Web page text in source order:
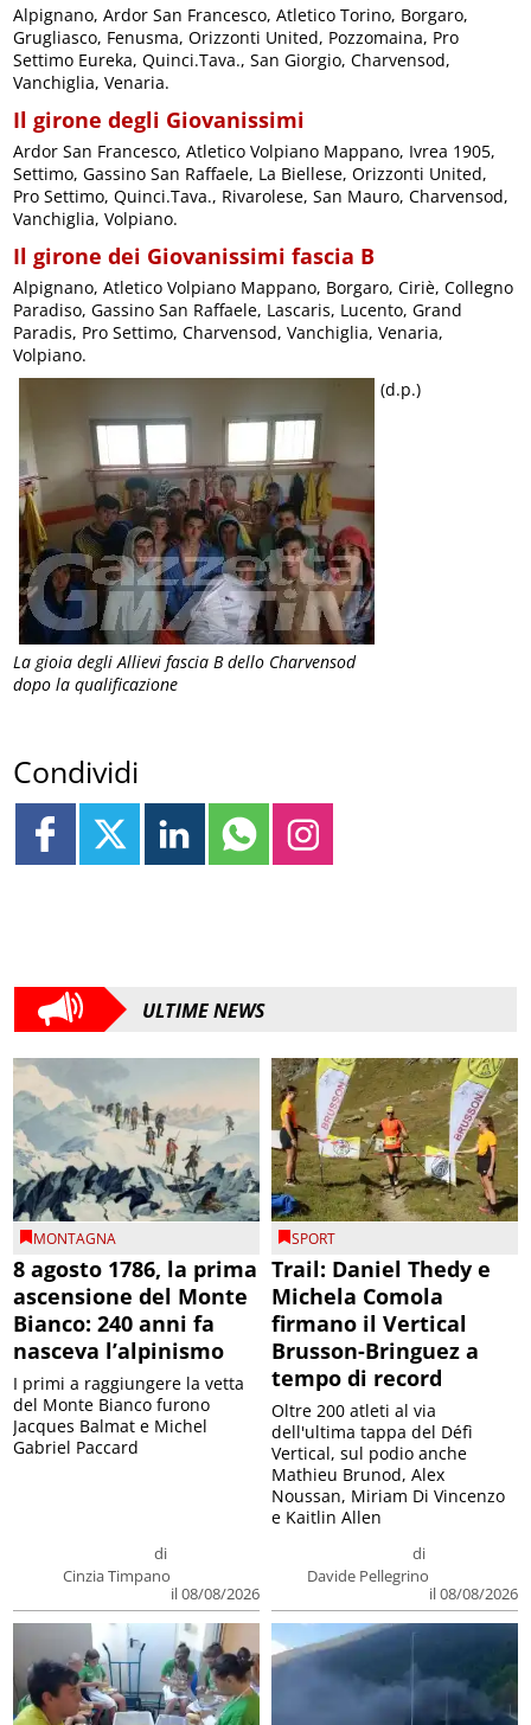
Alpignano, Ardor San Francesco, Atletico Torino, Borgaro,
Grugliasco, Fenusma, Orizzonti United, Pozzomaina, Pro
Settimo Eureka, Quinci.Tava., San Giorgio, Charvensod,
Vanchiglia, Venaria.
Il girone degli Giovanissimi
Ardor San Francesco, Atletico Volpiano Mappano, Ivrea 1905,
Settimo, Gassino San Raffaele, La Biellese, Orizzonti United,
Pro Settimo, Quinci.Tava., Rivarolese, San Mauro, Charvensod,
Vanchiglia, Volpiano.
Il girone dei Giovanissimi fascia B
Alpignano, Atletico Volpiano Mappano, Borgaro, Ciriè, Collegno
Paradiso, Gassino San Raffaele, Lascaris, Lucento, Grand
Paradis, Pro Settimo, Charvensod, Vanchiglia, Venaria,
Volpiano.
La gioia degli Allievi fascia B dello Charvensod
dopo la qualificazione
(d.p.)
Condividi
ULTIME NEWS
MONTAGNA
8 agosto 1786, la prima
ascensione del Monte
Bianco: 240 anni fa
nasceva l’alpinismo
di
Cinzia Timpano
il 08/08/2026
I primi a raggiungere la vetta
del Monte Bianco furono
Jacques Balmat e Michel
Gabriel Paccard
SPORT
Trail: Daniel Thedy e
Michela Comola
firmano il Vertical
Brusson-Bringuez a
tempo di record
di
Davide Pellegrino
il 08/08/2026
Oltre 200 atleti al via
dell'ultima tappa del Défì
Vertical, sul podio anche
Mathieu Brunod, Alex
Noussan, Miriam Di Vincenzo
e Kaitlin Allen